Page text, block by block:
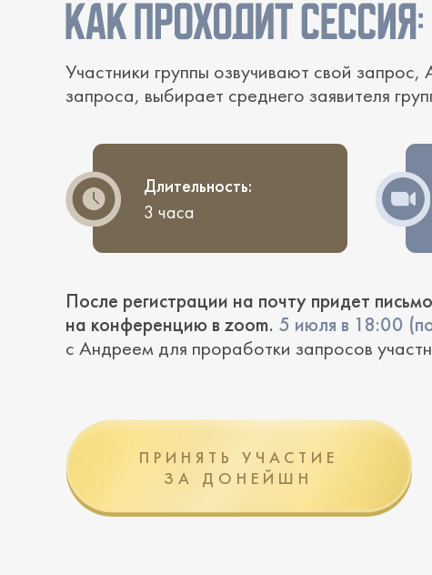
ПРИНЯТЬ УЧАСТИЕ
ЗА ДОНЕЙШН
Длительность:
3 часа
После регистрации на почту придет
на конференцию в zoom. 5 июля в 18:00
с Андреем для проработки запросов
Участники группы озвучивают свой
запроса, выбирает среднего заявителя